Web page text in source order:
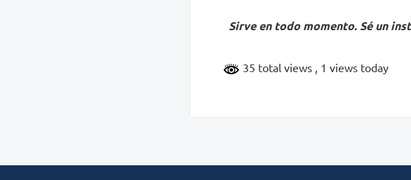
Sirve en todo momento. Sé un
35 total views , 1 views today